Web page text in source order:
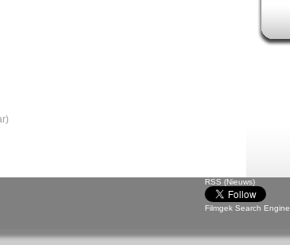
RSS (Nieuws)
Filmgek Search Engine